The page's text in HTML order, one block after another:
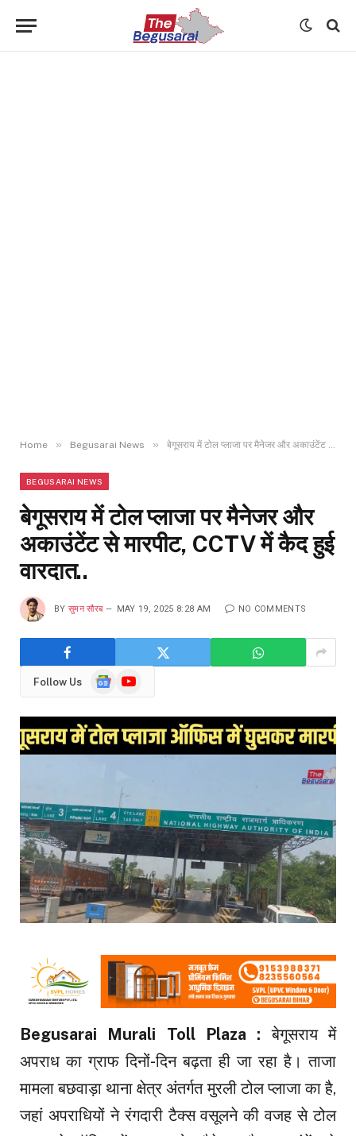
Home » Begusarai News » बेगूसराय में टोल प्लाजा पर मैनेजर और अकाउंटेंट से मारपीट, CCTV में कैद हुई वारदात..
BEGUSARAI NEWS
बेगूसराय में टोल प्लाजा पर मैनेजर और
अकाउंटेंट से मारपीट, CCTV में कैद हुई
वारदात..
BY सुमन सौरब MAY 19, 2025 8:28 AM NO COMMENTS
Follow Us
GoogleYouTube
Begusarai Murali Toll Plaza :बेगूसराय में
अपराध का ग्राफ दिनों-दिन बढ़ता ही जा रहा है। ताजा
मामला बछवाड़ा थाना क्षेत्र अंतर्गत मुरली टोल प्लाजा का है,
जहां अपराधियों ने रंगदारी टैक्स वसूलने की वजह से टोल